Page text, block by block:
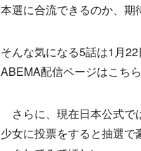
本選に合流できるのか、期
そんな気になる5話は1月22
ABEMA配信ページはこち
さらに、現在日本公式で
少女に投票をすると抽選